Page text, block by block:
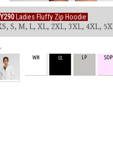
Ladies Fluffy Zip Hoodie
S, M, L, XL, 2XL, 3XL, 4XL,
WH BL LP SOP